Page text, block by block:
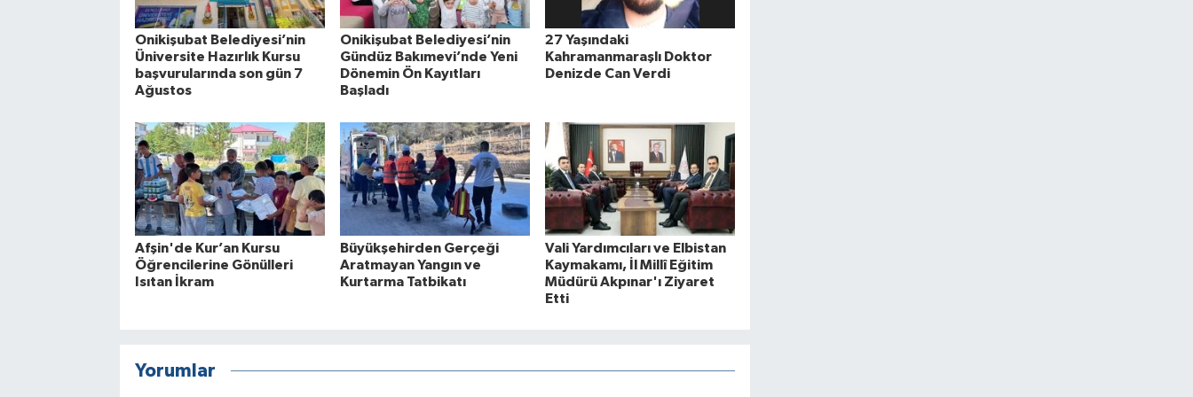
Onikişubat Belediyesi’nin
Üniversite Hazırlık Kursu
başvurularında son gün 7
Ağustos
Onikişubat Belediyesi’nin
Gündüz Bakımevi’nde Yeni
Dönemin Ön Kayıtları
Başladı
27 Yaşındaki
Kahramanmaraşlı Doktor
Denizde Can Verdi
Afşin'de Kur’an Kursu
Öğrencilerine Gönülleri
Isıtan İkram
Büyükşehirden Gerçeği
Aratmayan Yangın ve
Kurtarma Tatbikatı
Vali Yardımcıları ve Elbistan
Kaymakamı, İl Millî Eğitim
Müdürü Akpınar'ı Ziyaret
Etti
Yorumlar